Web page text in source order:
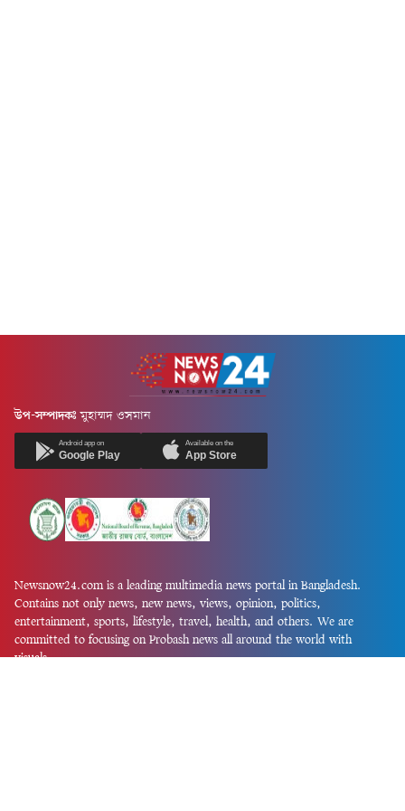
উপ-সম্পাদকঃ মুহাম্মদ ওসমান
Android app on
Google Play
Available on the
App Store
Newsnow24.com is a leading multimedia news portal in Bangladesh.
Contains not only news, new news, views, opinion, politics,
entertainment, sports, lifestyle, travel, health, and others. We are
committed to focusing on Probash news all around the world with
visuals.